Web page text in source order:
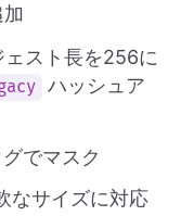
スト長を256に
ハッシュア
でマスク
なサイズに対応